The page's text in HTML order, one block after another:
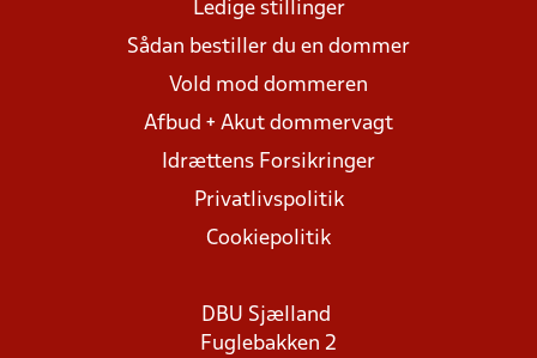
Ledige stillinger
Sådan bestiller du en dommer
Vold mod dommeren
Afbud + Akut dommervagt
Idrættens Forsikringer
Privatlivspolitik
Cookiepolitik
DBU Sjælland
Fuglebakken 2